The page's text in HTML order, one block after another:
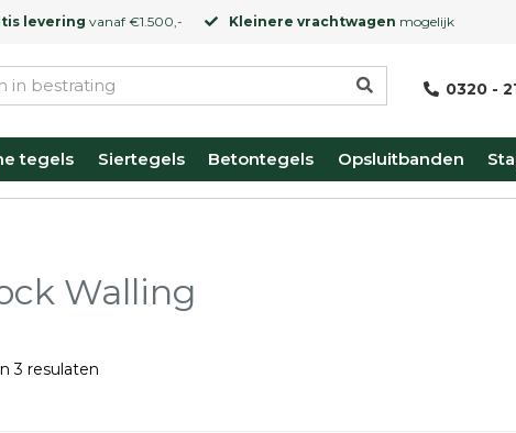
levering vanaf €1.500,- Kleinere vrachtwagen mogelijk
0320 -
tegels Siertegels Betontegels Opsluitbanden
Walling
3 resulaten